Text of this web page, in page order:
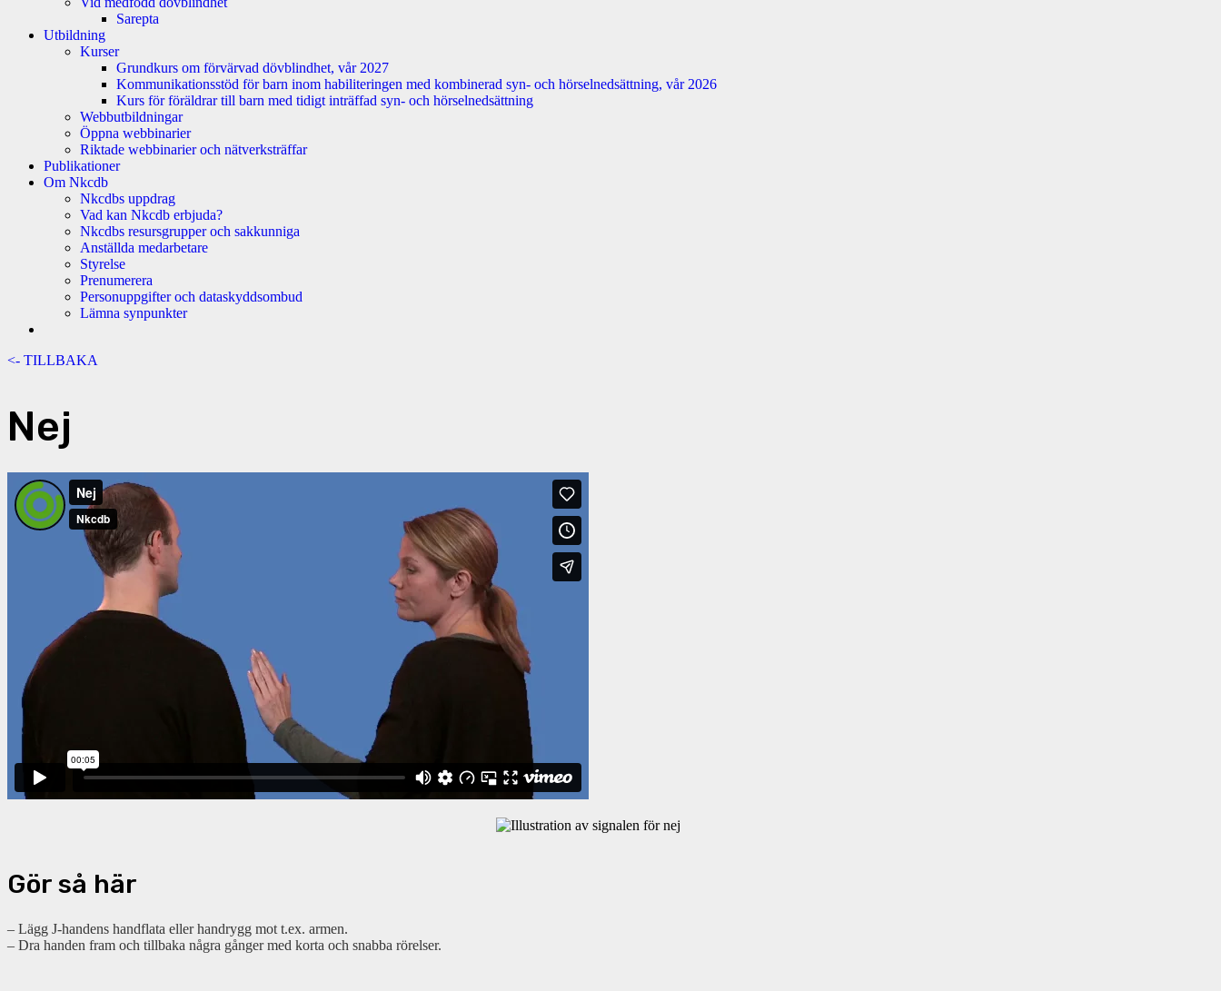
Sarepta
Utbildning
Kurser
Grundkurs om förvärvad dövblindhet, vår 2027
Kommunikationsstöd för barn inom habiliteringen med kombinerad syn- och hörselnedsättning, vår 2026
Kurs för föräldrar till barn med tidigt inträffad syn- och hörselnedsättning
Webbutbildningar
Öppna webbinarier
Riktade webbinarier och nätverksträffar
Publikationer
Om Nkcdb
Nkcdbs uppdrag
Vad kan Nkcdb erbjuda?
Nkcdbs resursgrupper och sakkunniga
Anställda medarbetare
Styrelse
Prenumerera
Personuppgifter och dataskyddsombud
Lämna synpunkter
<- TILLBAKA
Nej
Gör så här
– Lägg J-handens handflata eller handrygg mot t.ex. armen.
– Dra handen fram och tillbaka några gånger med korta och snabba rörelser.